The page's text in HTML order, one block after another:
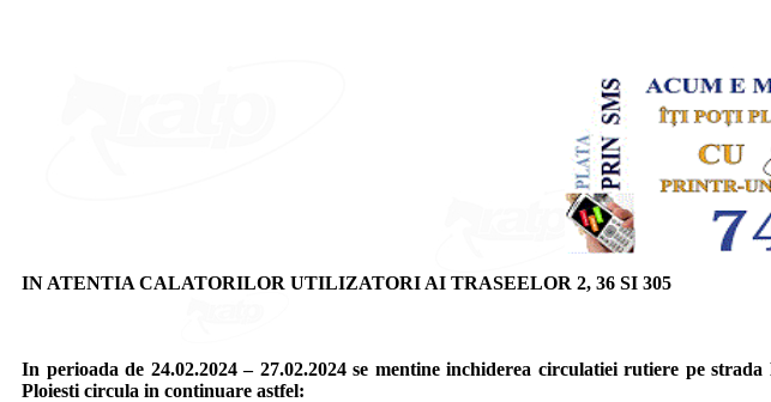
IN ATENTIA CALATORILOR UTILIZATORI AI TRASEELOR 2, 36 SI 305
In perioada de 24.02.2024 – 27.02.2024 se mentine inchiderea circulatiei rutiere pe
Ploiesti circula in continuare astfel: